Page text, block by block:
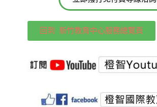
回到 新竹教育中心服務總覽頁